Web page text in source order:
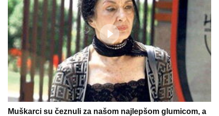
Muškarci su čeznuli za našom najlepšom glumicom, a